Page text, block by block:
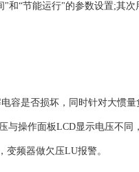
和“节能运行"的参数设置;其次
容是否损坏，同时针对大惯
与操作面板LCD显示电压不同
变频器做欠压LU报警。